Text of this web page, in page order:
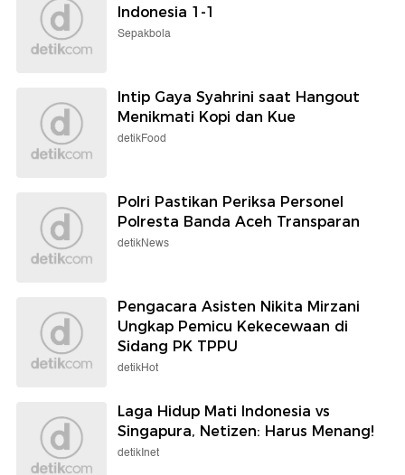
Indonesia 1-1
Sepakbola
Intip Gaya Syahrini saat Hangout
Menikmati Kopi dan Kue
detikFood
Polri Pastikan Periksa Personel
Polresta Banda Aceh Transparan
detikNews
Pengacara Asisten Nikita Mirzani
Ungkap Pemicu Kekecewaan di
Sidang PK TPPU
detikHot
Laga Hidup Mati Indonesia vs
Singapura, Netizen: Harus Menang!
detikInet